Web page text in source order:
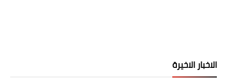
الاخبار الاخيرة